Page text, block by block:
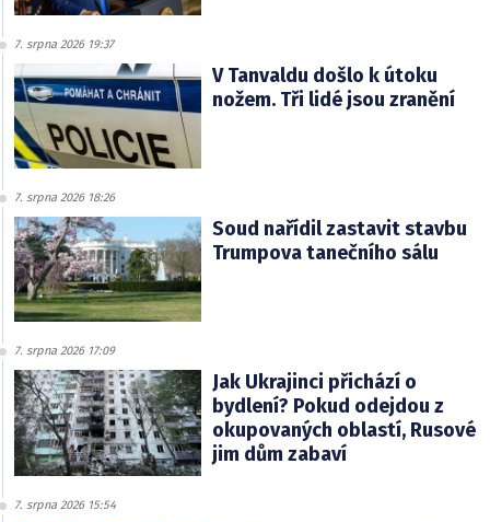
7. srpna 2026 19:37
V Tanvaldu došlo k útoku
nožem. Tři lidé jsou zranění
7. srpna 2026 18:26
Soud nařídil zastavit stavbu
Trumpova tanečního sálu
7. srpna 2026 17:09
Jak Ukrajinci přichází o
bydlení? Pokud odejdou z
okupovaných oblastí, Rusové
jim dům zabaví
7. srpna 2026 15:54